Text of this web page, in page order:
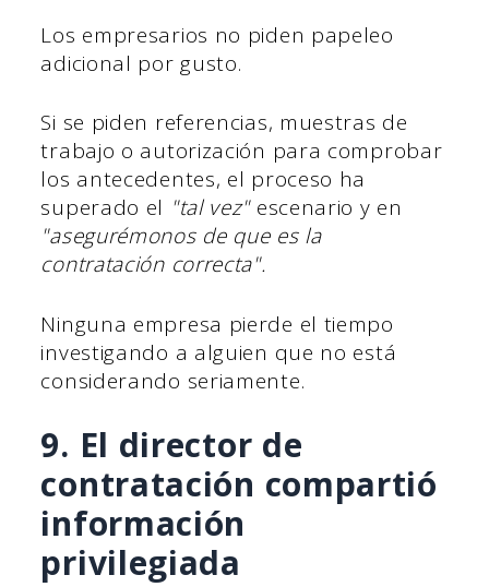
Los empresarios no piden papeleo
adicional por gusto.
Si se piden referencias, muestras de
trabajo o autorización para comprobar
los antecedentes, el proceso ha
superado el "tal vez"escenario y en
"asegurémonos de que es la
contratación correcta".
Ninguna empresa pierde el tiempo
investigando a alguien que no está
considerando seriamente.
9. El director de
contratación compartió
información
privilegiada